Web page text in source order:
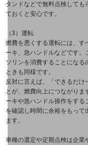
課題・ニーズで探すTOP
マーケティング
業務効率化
災害対策
職場環境整備
地域共創・地方創生
タンドなどで無料点検しても
ておくと安心です。
（3）運転
燃費を悪くする運転には、す
ーキ、急ハンドルなどです
ソリンを消費することになる
ときも同様です。
反対に言えば、「できるだけ
とが、燃費向上につながり
ーキや急ハンドル操作をする
を確認し時間に余裕をもって
ます。
車種の選定や定期点検は企業